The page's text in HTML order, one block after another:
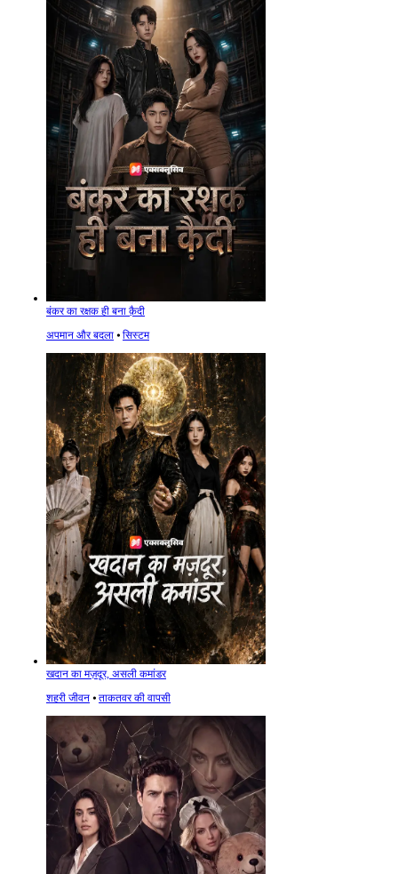
बंकर का रक्षक ही बना क़ैदी
अपमान और बदला ⦁ सिस्टम
खदान का मज़दूर, असली कमांडर
शहरी जीवन ⦁ ताकतवर की वापसी